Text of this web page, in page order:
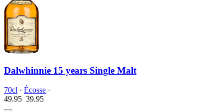
Dalwhinnie 15 years Single Malt
70cl · Écosse ·
49.95 39.95